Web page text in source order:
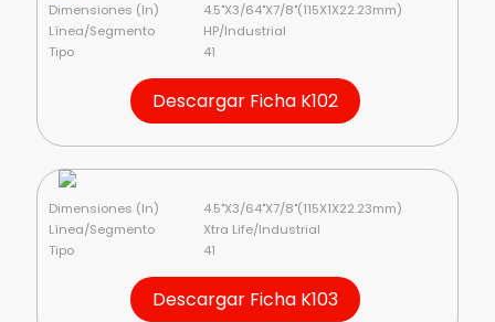
Dimensiones (In)
4.5"X3/64"X7/8"(115X1X22.23mm)
Línea/Segmento
HP/Industrial
Tipo
41
Descargar Ficha K102
Dimensiones (In)
4.5"X3/64"X7/8"(115X1X22.23mm)
Línea/Segmento
Xtra Life/Industrial
Tipo
41
Descargar Ficha K103